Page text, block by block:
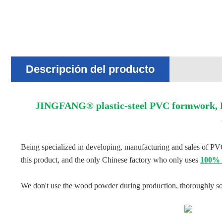
Descripción del producto
JINGFANG® plastic-steel PVC
Being specialized in developing, manufacturing and sales of
this product, and the only Chinese factory who only uses 100%
We don't use the wood powder during production, thoroughly